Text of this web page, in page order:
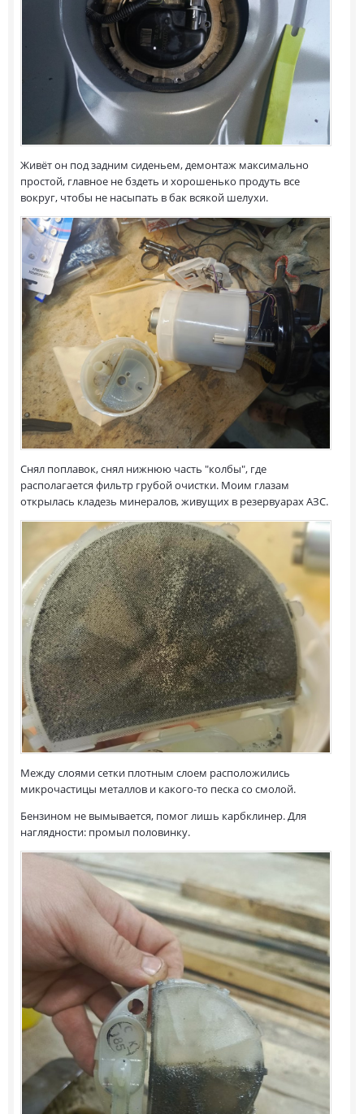
Живёт он под задним сиденьем, демонтаж максимально
простой, главное не бздеть и хорошенько продуть все
вокруг, чтобы не насыпать в бак всякой шелухи.
Снял поплавок, снял нижнюю часть "колбы", где
располагается фильтр грубой очистки. Моим глазам
открылась кладезь минералов, живущих в резервуарах АЗС.
Между слоями сетки плотным слоем расположились
микрочастицы металлов и какого-то песка со смолой.
Бензином не вымывается, помог лишь карбклинер. Для
наглядности: промыл половинку.